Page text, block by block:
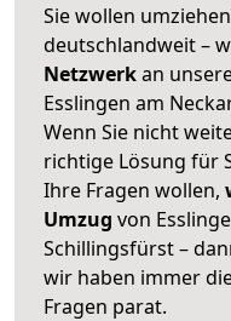
Sie wollen
deutschlandweit –
Netzwerkan
Esslingen am
Wenn Sie nicht
richtige Lösung für
Ihre Fragen wollen,
Umzug von
Schillingsfürst –
wir haben immer
Fragen parat.